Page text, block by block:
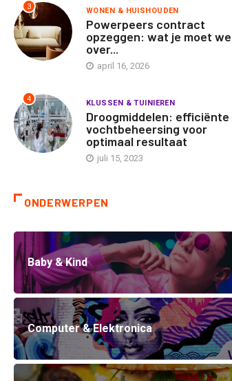
3 WONEN & HUISHOUDEN
Powerpeers contract
opzeggen: wat je moet
over...
april 16, 2026
4 KLUSSEN & TUINIEREN
Droogmiddelen: efficiënte
vochtbeheersing voor
optimaal resultaat
juli 15, 2023
ONDERWERPEN
Baby & Kind
Computer & Elektronica